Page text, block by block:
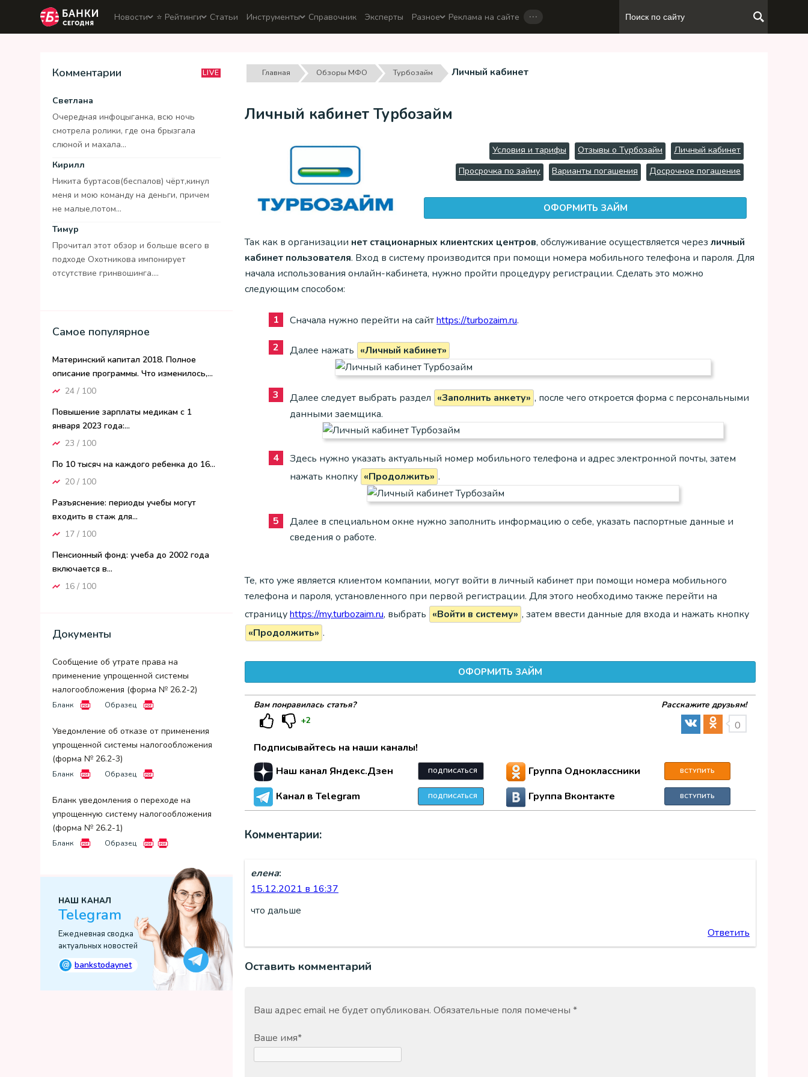
Новости ⭐️ Рейтинги Статьи Инструменты Справочник Эксперты Разное Реклама на сайте …
Комментарии LIVE
Светлана
Очередная инфоцыганка, всю ночь
смотрела ролики, где она брызгала
слюной и махала...
Кирилл
Никита буртасов(беспалов) чёрт,кинул
меня и мою команду на деньги, причем
не малые,потом...
Тимур
Прочитал этот обзор и больше всего в
подходе Охотникова импонирует
отсутствие гринвошинга....
Самое популярное
Материнский капитал 2018. Полное
описание программы. Что изменилось,...
24 / 100
Повышение зарплаты медикам с 1
января 2023 года:...
23 / 100
По 10 тысяч на каждого ребенка до 16...
20 / 100
Разъяснение: периоды учебы могут
входить в стаж для...
17 / 100
Пенсионный фонд: учеба до 2002 года
включается в...
16 / 100
Документы
Сообщение об утрате права на
применение упрощенной системы
налогообложения (форма № 26.2-2)
Бланк Образец
Уведомление об отказе от применения
упрощенной системы налогообложения
(форма № 26.2-3)
Бланк Образец
Бланк уведомления о переходе на
упрощенную систему налогообложения
(форма № 26.2-1)
Бланк Образец
НАШ КАНАЛ
Telegram
Ежедневная сводка
актуальных новостей
@ bankstodaynet
Главная Обзоры МФО Турбозайм Личный кабинет
Личный кабинет Турбозайм
Условия и тарифы Отзывы о Турбозайм
Личный кабинет
Просрочка по займу
Варианты погашения Досрочное погашение
ОФОРМИТЬ ЗАЙМ
Так как в организации нет стационарных клиентских центров, обслуживание осуществляется через личный
кабинет пользователя. Вход в систему производится при помощи номера мобильного телефона и пароля. Для
начала использования онлайн-кабинета, нужно пройти процедуру регистрации. Сделать это можно
следующим способом:
Сначала нужно перейти на сайтhttps://turbozaim.ru.
Далее нажать «Личный кабинет»
Далее следует выбрать раздел «Заполнить анкету» , после чего откроется форма с персональными
данными заемщика.
Здесь нужно указать актуальный номер мобильного телефона и адрес электронной почты, затем
нажать кнопку «Продолжить» .
Далее в специальном окне нужно заполнить информацию о себе, указать паспортные данные и
сведения о работе.
Те, кто уже является клиентом компании, могут войти в личный кабинет при помощи номера мобильного
телефона и пароля, установленного при первой регистрации. Для этого необходимо также перейти на
страницуhttps://my.turbozaim.ru, выбрать «Войти в систему» , затем ввести данные для входа и нажать кнопку
«Продолжить» .
ОФОРМИТЬ ЗАЙМ
Вам понравилась статья?
+2
Расскажите друзьям!
0
Подписывайтесь на наши каналы!
Наш канал Яндекс.Дзен
ПОДПИСАТЬСЯ
Канал в Telegram ПОДПИСАТЬСЯ
Группа Одноклассники ВСТУПИТЬ
Группа Вконтакте ВСТУПИТЬ
Комментарии:
елена:
15.12.2021 в 16:37
что дальше
Ответить
Оставить комментарий
Ваш адрес email не будет опубликован. Обязательные поля помечены *
Ваше имя*